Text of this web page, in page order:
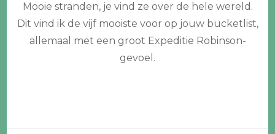
vijf
mooiste
stranden
waar
Mooie stranden, je vind ze over de hele wereld.
Dit vind ik de vijf mooiste voor op jouw bucketlist,
allemaal met een groot Expeditie Robinson-
gevoel.